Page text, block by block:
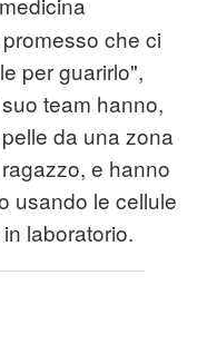
che ci
per guarirlo",
team hanno,
da una zona
e hanno
usando le cellule
laboratorio.